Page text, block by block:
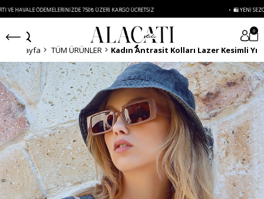
ÖDEMELERINIZDE 750₺ ÜZERI KARGO ÜCRETSIZ • 🛍️ YENI SEZON
0
Anasayfa TÜM ÜRÜNLER